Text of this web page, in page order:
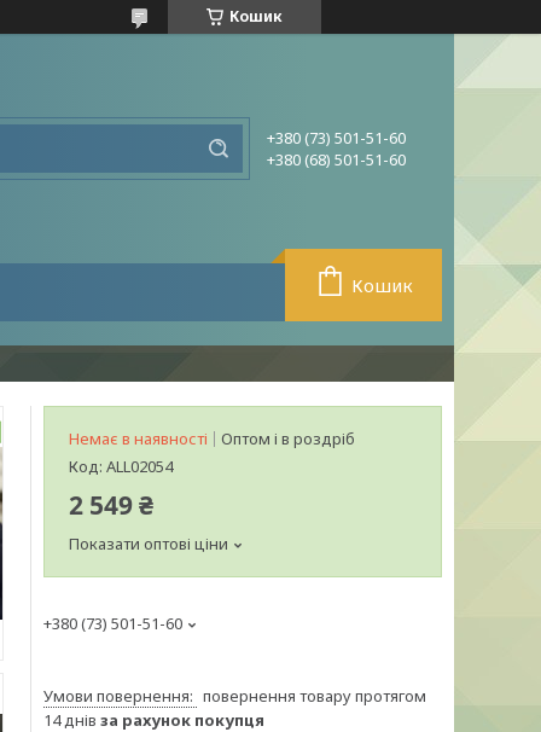
Кошик
+380 (73) 501-51-60
+380 (68) 501-51-60
Кошик
Немає в наявності
Оптом і в роздріб
Код: ALL02054
2 549 ₴
Показати оптові ціни
+380 (73) 501-51-60
повернення товару протягом
14 днів за рахунок покупця